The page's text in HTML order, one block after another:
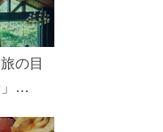
の目